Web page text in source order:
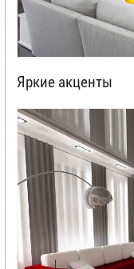
Яркие акценты